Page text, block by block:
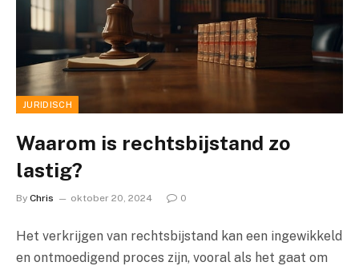
JURIDISCH
Waarom is rechtsbijstand zo
lastig?
By Chris oktober 20, 2024 0
Het verkrijgen van rechtsbijstand kan een ingewikkeld
en ontmoedigend proces zijn, vooral als het gaat om